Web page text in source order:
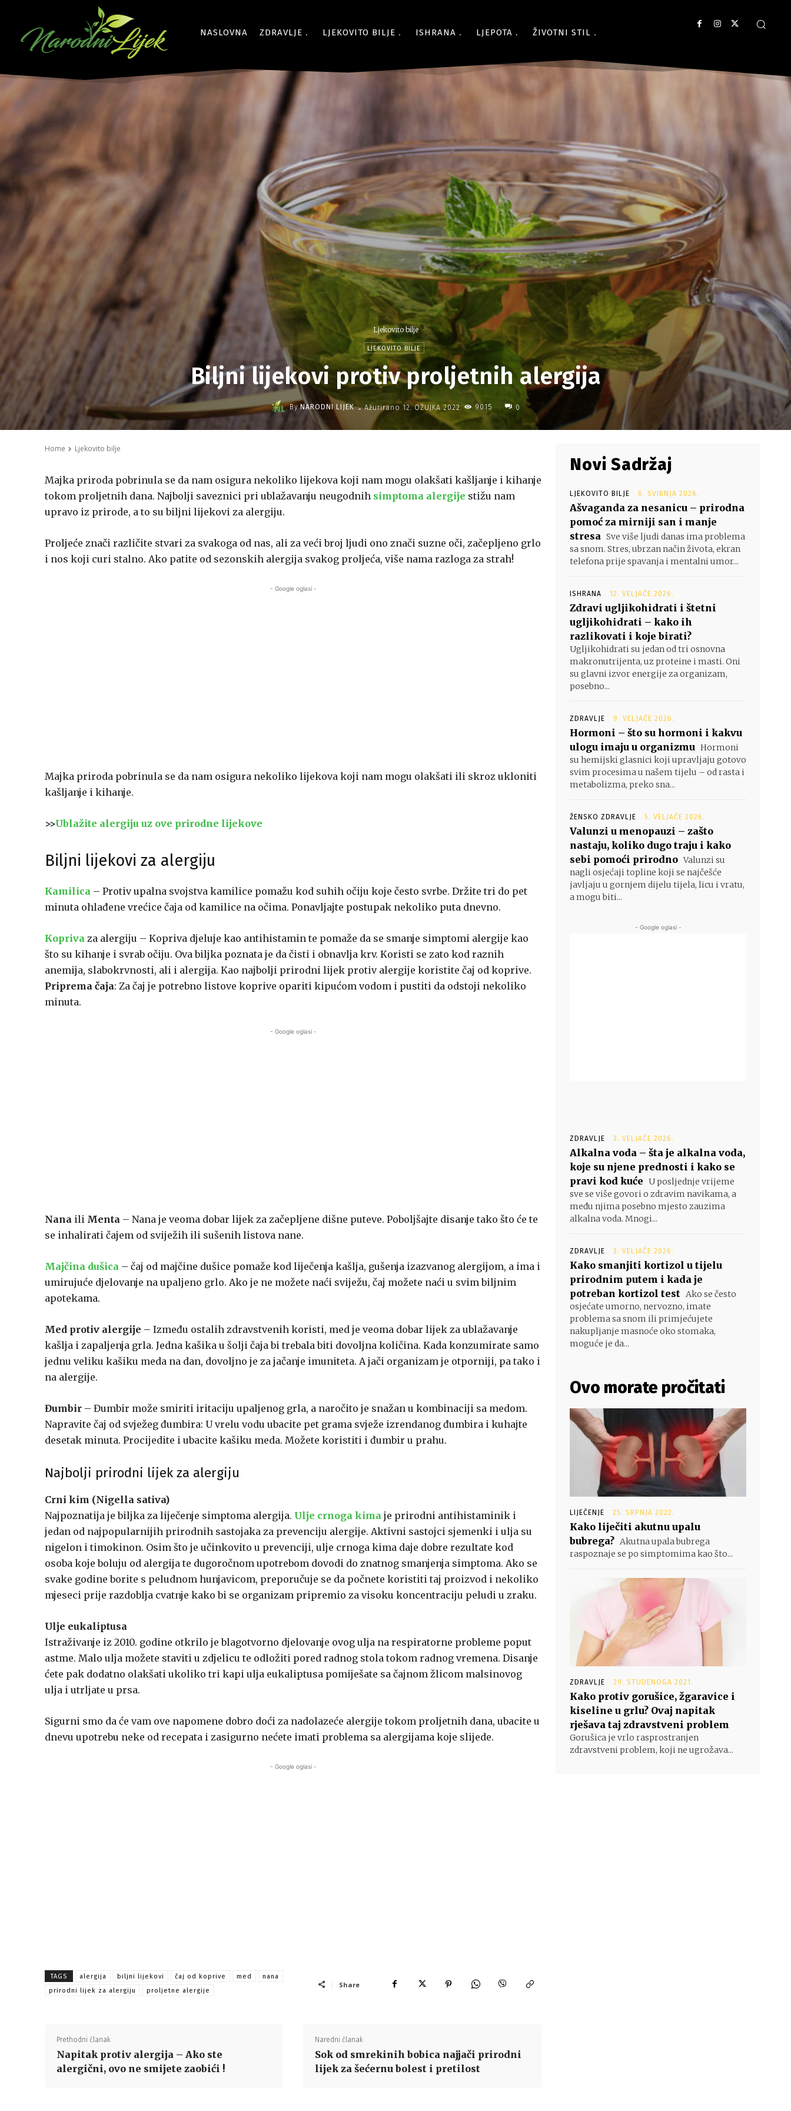
NASLOVNA ZDRAVLJE LJEKOVITO BILJE ISHRANA LJEPOTA ŽIVOTNI STIL
Ljekovito bilje
LJEKOVITO BILJE
Biljni lijekovi protiv proljetnih alergija
By NARODNI LIJEK - Ažurirano 12. OŽUJKA 2022. 9015 0
Home Ljekovito bilje
Majka priroda pobrinula se da nam osigura nekoliko lijekova koji nam mogu olakšati kašljanje i kihanje
tokom proljetnih dana. Najbolji saveznici pri ublažavanju neugodnih simptoma alergije stižu nam
upravo iz prirode, a to su biljni lijekovi za alergiju.
Proljeće znači različite stvari za svakoga od nas, ali za veći broj ljudi ono znači suzne oči, začepljeno grlo
i nos koji curi stalno. Ako patite od sezonskih alergija svakog proljeća, više nama razloga za strah!
- Google oglasi -
Majka priroda pobrinula se da nam osigura nekoliko lijekova koji nam mogu olakšati ili skroz ukloniti
kašljanje i kihanje.
>>Ublažite alergiju uz ove prirodne lijekove
Biljni lijekovi za alergiju
Kamilica – Protiv upalna svojstva kamilice pomažu kod suhih očiju koje često svrbe. Držite tri do pet
minuta ohlađene vrećice čaja od kamilice na očima. Ponavljajte postupak nekoliko puta dnevno.
Kopriva za alergiju – Kopriva djeluje kao antihistamin te pomaže da se smanje simptomi alergije kao
što su kihanje i svrab očiju. Ova biljka poznata je da čisti i obnavlja krv. Koristi se zato kod raznih
anemija, slabokrvnosti, ali i alergija. Kao najbolji prirodni lijek protiv alergije koristite čaj od koprive.
Priprema čaja: Za čaj je potrebno listove koprive opariti kipućom vodom i pustiti da odstoji nekoliko
minuta.
- Google oglasi -
Nana ili Menta – Nana je veoma dobar lijek za začepljene dišne puteve. Poboljšajte disanje tako što će te
se inhalirati čajem od sviježih ili sušenih listova nane.
Majčina dušica – čaj od majčine dušice pomaže kod liječenja kašlja, gušenja izazvanog alergijom, a ima i
umirujuće djelovanje na upaljeno grlo. Ako je ne možete naći sviježu, čaj možete naći u svim biljnim
apotekama.
Med protiv alergije – Između ostalih zdravstvenih koristi, med je veoma dobar lijek za ublažavanje
kašlja i zapaljenja grla. Jedna kašika u šolji čaja bi trebala biti dovoljna količina. Kada konzumirate samo
jednu veliku kašiku meda na dan, dovoljno je za jačanje imuniteta. A jači organizam je otporniji, pa tako i
na alergije.
Đumbir – Đumbir može smiriti iritaciju upaljenog grla, a naročito je snažan u kombinaciji sa medom.
Napravite čaj od svježeg đumbira: U vrelu vodu ubacite pet grama svježe izrendanog đumbira i kuhajte
desetak minuta. Procijedite i ubacite kašiku meda. Možete koristiti i đumbir u prahu.
Najbolji prirodni lijek za alergiju
Crni kim (Nigella sativa)
Najpoznatija je biljka za liječenje simptoma alergija. Ulje crnoga kima je prirodni antihistaminik i
jedan od najpopularnijih prirodnih sastojaka za prevenciju alergije. Aktivni sastojci sjemenki i ulja su
nigelon i timokinon. Osim što je učinkovito u prevenciji, ulje crnoga kima daje dobre rezultate kod
osoba koje boluju od alergija te dugoročnom upotrebom dovodi do znatnog smanjenja simptoma. Ako se
svake godine borite s peludnom hunjavicom, preporučuje se da počnete koristiti taj proizvod i nekoliko
mjeseci prije razdoblja cvatnje kako bi se organizam pripremio za visoku koncentraciju peludi u zraku.
Ulje eukaliptusa
Istraživanje iz 2010. godine otkrilo je blagotvorno djelovanje ovog ulja na respiratorne probleme poput
astme. Malo ulja možete staviti u zdjelicu te odložiti pored radnog stola tokom radnog vremena. Disanje
ćete pak dodatno olakšati ukoliko tri kapi ulja eukaliptusa pomiješate sa čajnom žlicom malsinovog
ulja i utrljate u prsa.
Sigurni smo da će vam ove napomene dobro doći za nadolazeće alergije tokom proljetnih dana, ubacite u
dnevu upotrebu neke od recepata i zasigurno nećete imati problema sa alergijama koje slijede.
- Google oglasi -
TAGS alergija biljni lijekovi čaj od koprive med
nana
prirodni lijek za alergiju
proljetne alergije
Share
Prethodni članak
Napitak protiv alergija – Ako ste
alergični, ovo ne smijete zaobići !
Naredni članak
Sok od smrekinih bobica najjači prirodni
lijek za šećernu bolest i pretilost
Novi Sadržaj
LJEKOVITO BILJE 6. SVIBNJA 2026.
Ašvaganda za nesanicu – prirodna
pomoć za mirniji san i manje
stresa Sve više ljudi danas ima problema
sa snom. Stres, ubrzan način života, ekran
telefona prije spavanja i mentalni umor...
ISHRANA 12. VELJAČE 2026.
Zdravi ugljikohidrati i štetni
ugljikohidrati – kako ih
razlikovati i koje birati?
Ugljikohidrati su jedan od tri osnovna
makronutrijenta, uz proteine i masti. Oni
su glavni izvor energije za organizam,
posebno...
ZDRAVLJE 9. VELJAČE 2026.
Hormoni – što su hormoni i kakvu
ulogu imaju u organizmu Hormoni
su hemijski glasnici koji upravljaju gotovo
svim procesima u našem tijelu – od rasta i
metabolizma, preko sna...
ŽENSKO ZDRAVLJE 5. VELJAČE 2026.
Valunzi u menopauzi – zašto
nastaju, koliko dugo traju i kako
sebi pomoći prirodno Valunzi su
nagli osjećaji topline koji se najčešće
javljaju u gornjem dijelu tijela, licu i vratu,
a mogu biti...
- Google oglasi -
ZDRAVLJE 3. VELJAČE 2026.
Alkalna voda – šta je alkalna voda,
koje su njene prednosti i kako se
pravi kod kuće U posljednje vrijeme
sve se više govori o zdravim navikama, a
među njima posebno mjesto zauzima
alkalna voda. Mnogi...
ZDRAVLJE 3. VELJAČE 2026.
Kako smanjiti kortizol u tijelu
prirodnim putem i kada je
potreban kortizol test Ako se često
osjećate umorno, nervozno, imate
problema sa snom ili primjećujete
nakupljanje masnoće oko stomaka,
moguće je da...
Ovo morate pročitati
LIJEČENJE 25. SRPNJA 2022.
Kako liječiti akutnu upalu
bubrega? Akutna upala bubrega
raspoznaje se po simptomima kao što...
ZDRAVLJE 29. STUDENOGA 2021.
Kako protiv gorušice, žgaravice i
kiseline u grlu? Ovaj napitak
rješava taj zdravstveni problem
Gorušica je vrlo rasprostranjen
zdravstveni problem, koji ne ugrožava...